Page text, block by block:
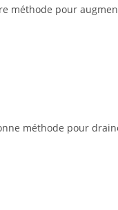
méthode pour
méthode pour